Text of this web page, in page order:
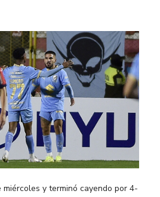
y terminó cayendo por 4-